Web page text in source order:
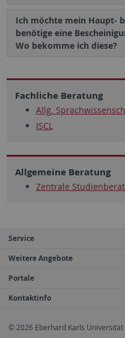
Ich möchte mein Haupt-
benötige eine
Wo bekomme ich diese?
Fachliche Beratung
Allg.
ISCL
Allgemeine Beratung
Zentrale
Service
Weitere Angebote
Portale
Kontaktinfo
© 2026 Eberhard Karls Universität